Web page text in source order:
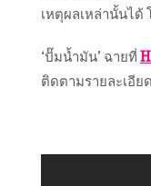
เหตุผลเหล่านั้นได้
‘ปั๊มน้ำมัน’ ฉายที่
ติดตามรายละเอีย